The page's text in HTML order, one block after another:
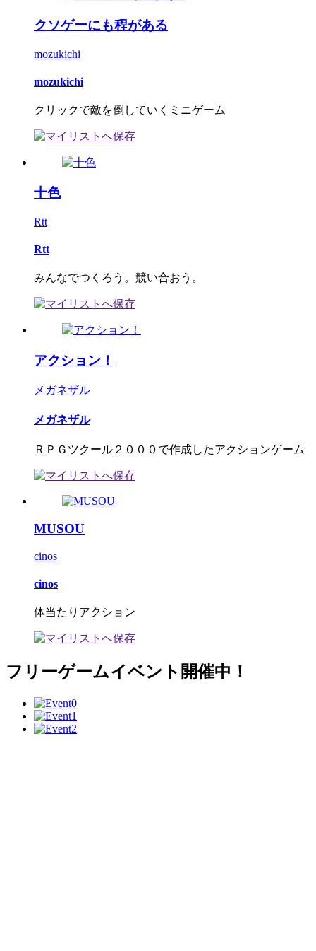
クソゲーにも程がある
mozukichi
mozukichi
クリックで敵を倒していくミニゲーム
十色
Rtt
Rtt
みんなでつくろう。競い合おう。
アクション！
メガネザル
メガネザル
ＲＰＧツクール２０００で作成したアクションゲーム
MUSOU
cinos
cinos
体当たりアクション
フリーゲームイベント開催中！